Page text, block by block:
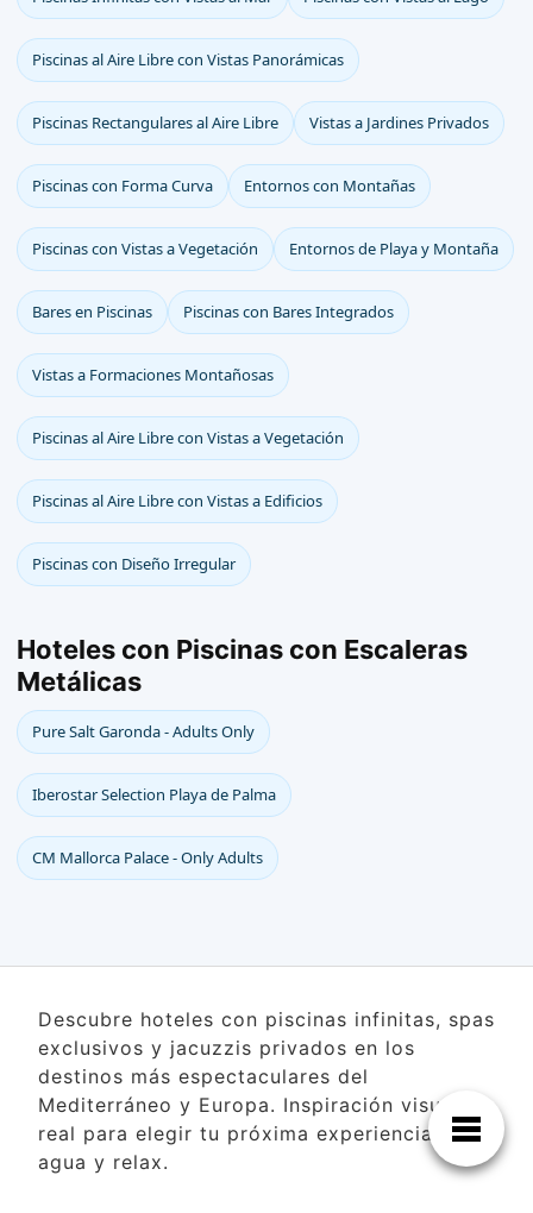
Piscinas al Aire Libre con Vistas Panorámicas
Piscinas Rectangulares al Aire Libre Vistas a Jardines Privados
Piscinas con Forma Curva Entornos con Montañas
Piscinas con Vistas a Vegetación Entornos de Playa y Montaña
Bares en Piscinas Piscinas con Bares Integrados
Vistas a Formaciones Montañosas
Piscinas al Aire Libre con Vistas a Vegetación
Piscinas al Aire Libre con Vistas a Edificios
Piscinas con Diseño Irregular
Hoteles con Piscinas con Escaleras
Metálicas
Pure Salt Garonda - Adults Only
Iberostar Selection Playa de Palma
CM Mallorca Palace - Only Adults
Descubre hoteles con piscinas infinitas, spas
exclusivos y jacuzzis privados en los
destinos más espectaculares del
Mediterráneo y Europa. Inspiración visual
real para elegir tu próxima experiencia de
agua y relax.